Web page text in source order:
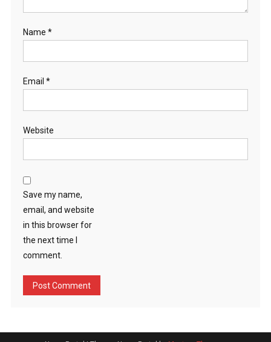
Name *
Email *
Website
Save my name,
email, and website
in this browser for
the next time I
comment.